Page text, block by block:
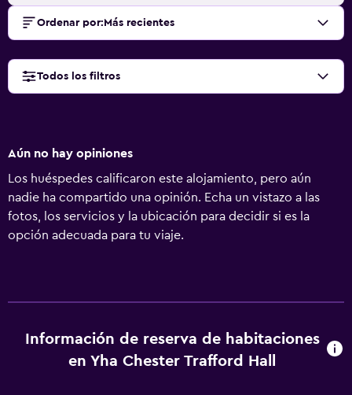
Ordenar por: Más recientes
Todos los filtros
Aún no hay opiniones
Los huéspedes calificaron este alojamiento, pero aún
nadie ha compartido una opinión. Echa un vistazo a las
fotos, los servicios y la ubicación para decidir si es la
opción adecuada para tu viaje.
Información de reserva de habitaciones
en Yha Chester Trafford Hall